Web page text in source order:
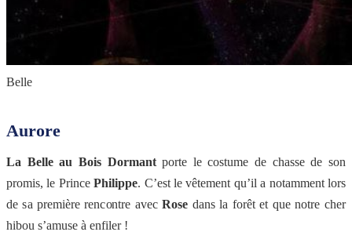
Belle
Aurore
La Belle au Bois Dormantporte le costume de chasse de son
promis, le PrincePhilippe. C’est le vêtement qu’il a notamment lors
de sa première rencontre avecRose dans la forêt et que notre cher
hibou s’amuse à enfiler !